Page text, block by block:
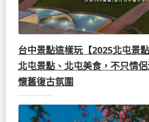
台中景點這樣玩【2025北屯景
北屯景點、北屯美食，不只情
懷舊復古氛圍